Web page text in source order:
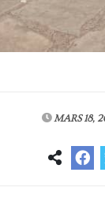
MARS 18,